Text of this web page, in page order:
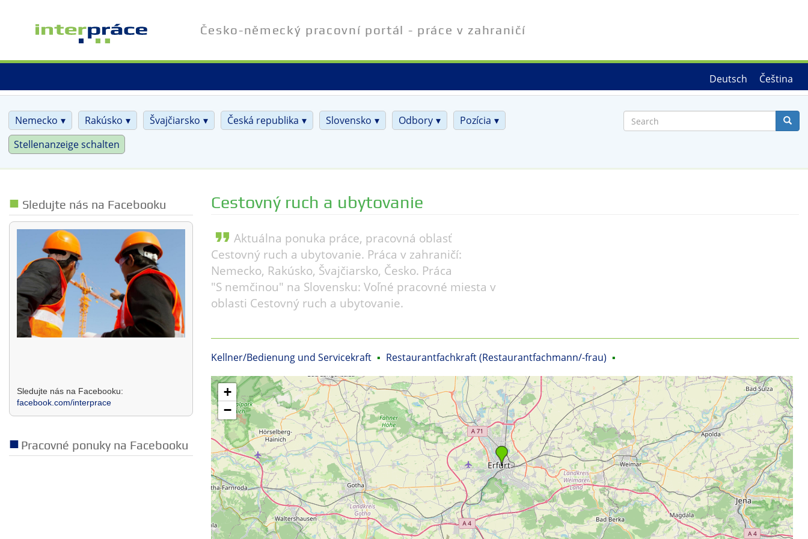
Čeština
Deutsch
Česko-německý pracovní portál - práce v zahraničí
Nemecko Rakúsko Švajčiarsko Česká republika Slovensko Odbory
Pozícia
Stellenanzeige schalten
Sledujte nás na Facebooku
Sledujte nás na Facebooku:
facebook.com/interprace
Pracovné ponuky na Facebooku
Cestovný ruch a ubytovanie
format_quote Aktuálna ponuka práce, pracovná oblasť
Cestovný ruch a ubytovanie. Práca v zahraničí:
Nemecko, Rakúsko, Švajčiarsko, Česko. Práca
"S nemčinou" na Slovensku: Voľné pracovné miesta v
oblasti Cestovný ruch a ubytovanie.
Kellner/Bedienung und Servicekraft ▪ Restaurantfachkraft (Restaurantfachmann/-frau) ▪
+
−